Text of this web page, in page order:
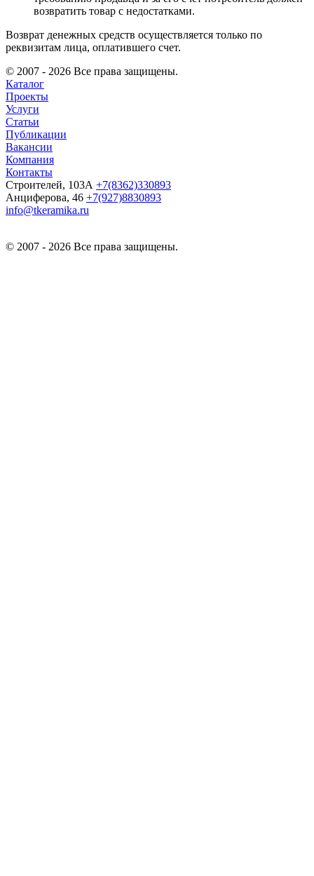
возвратить товар с недостатками.
Возврат денежных средств осуществляется только по
реквизитам лица, оплатившего счет.
© 2007 - 2026 Все права защищены.
Каталог
Проекты
Услуги
Статьи
Публикации
Вакансии
Компания
Контакты
Строителей, 103А +7(8362)330893
Анциферова, 46 +7(927)8830893
info@tkeramika.ru
© 2007 - 2026 Все права защищены.